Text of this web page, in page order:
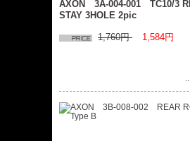
AXON 3A-004-001 TC10/3
STAY 3HOLE 2pic
1,760円 1,584円